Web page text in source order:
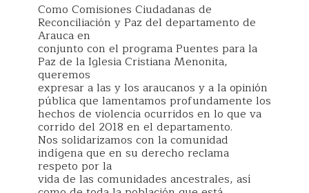
Como Comisiones Ciudadanas de
Reconciliación y Paz del departamento de
Arauca en
conjunto con el programa Puentes para la
Paz de la Iglesia Cristiana Menonita,
queremos
expresar a las y los araucanos y a la opinión
pública que lamentamos profundamente los
hechos de violencia ocurridos en lo que va
corrido del 2018 en el departamento.
Nos solidarizamos con la comunidad
indígena que en su derecho reclama
respeto por la
vida de las comunidades ancestrales, así